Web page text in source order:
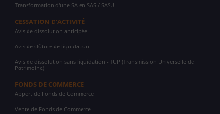
Transformation d'une SA en SAS / SASU
CESSATION D'ACTIVITÉ
Avis de dissolution anticipée
Avis de clôture de liquidation
Avis de dissolution sans liquidation - TUP (Transmission Universelle de
Patrimoine)
FONDS DE COMMERCE
Apport de Fonds de Commerce
Vente de Fonds de Commerce